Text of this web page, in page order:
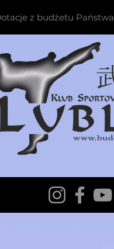
z budżetu Państwa